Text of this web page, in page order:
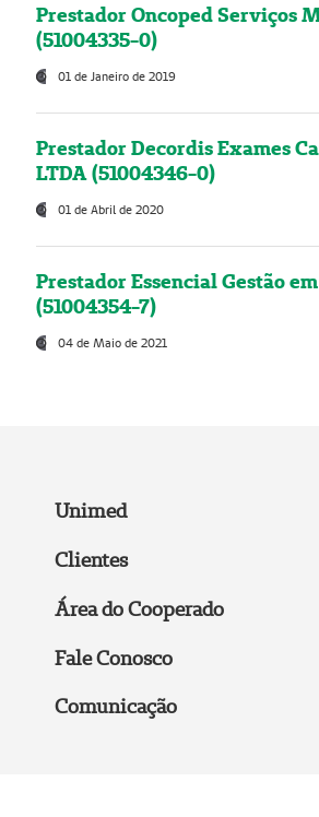
Prestador Oncoped Serviços
(51004335-0)
01 de Janeiro de 2019
Prestador Decordis Exames
LTDA (51004346-0)
01 de Abril de 2020
Prestador Essencial Gestão
(51004354-7)
04 de Maio de 2021
Unimed
Clientes
Área do Cooperado
Fale Conosco
Comunicação